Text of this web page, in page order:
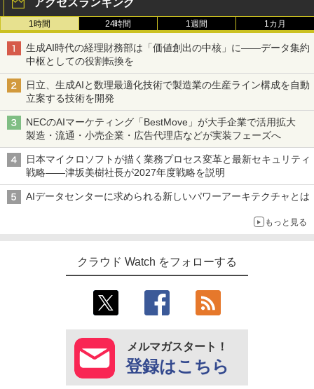
アクセスランキング
1時間 24時間 1週間 1カ月
生成AI時代の経理財務部は「価値創出の中核」に――データ集約
中枢としての役割転換を
日立、生成AIと数理最適化技術で製造業の生産ライン構成を自動
立案する技術を開発
NECのAIマーケティング「BestMove」が大手企業で活用拡大
製造・流通・小売企業・広告代理店などが実装フェーズへ
日本マイクロソフトが描く業務プロセス変革と最新セキュリティ
戦略――津坂美樹社長が2027年度戦略を説明
AIデータセンターに求められる新しいパワーアーキテクチャとは
もっと見る
クラウド Watch をフォローする
メルマガスタート！
登録はこちら